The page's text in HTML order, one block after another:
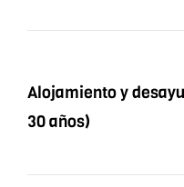
Alojamiento y
30 años)